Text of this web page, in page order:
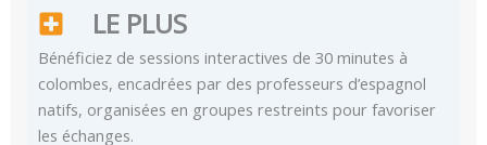
LE PLUS
Bénéficiez de sessions interactives de 30 minutes à
colombes, encadrées par des professeurs d’espagnol
natifs, organisées en groupes restreints pour favoriser
les échanges.